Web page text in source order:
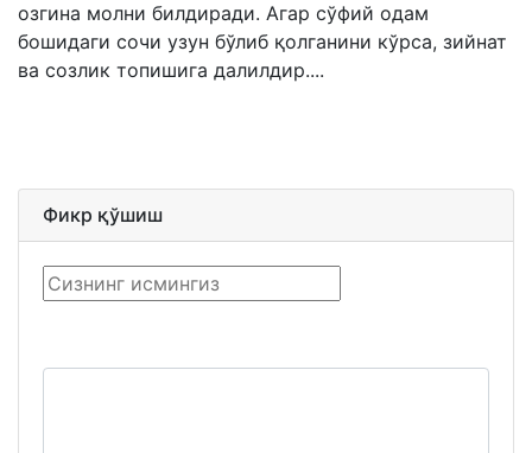
озгина молни билдиради. Агар сўфий одам
бошидаги сочи узун бўлиб қолганини кўрса, зийнат
ва созлик топишига далилдир....
Фикр қўшиш